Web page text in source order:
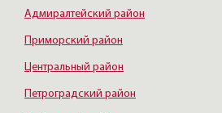
Адмиралтейский район
Приморский район
Центральный район
Петроградский район